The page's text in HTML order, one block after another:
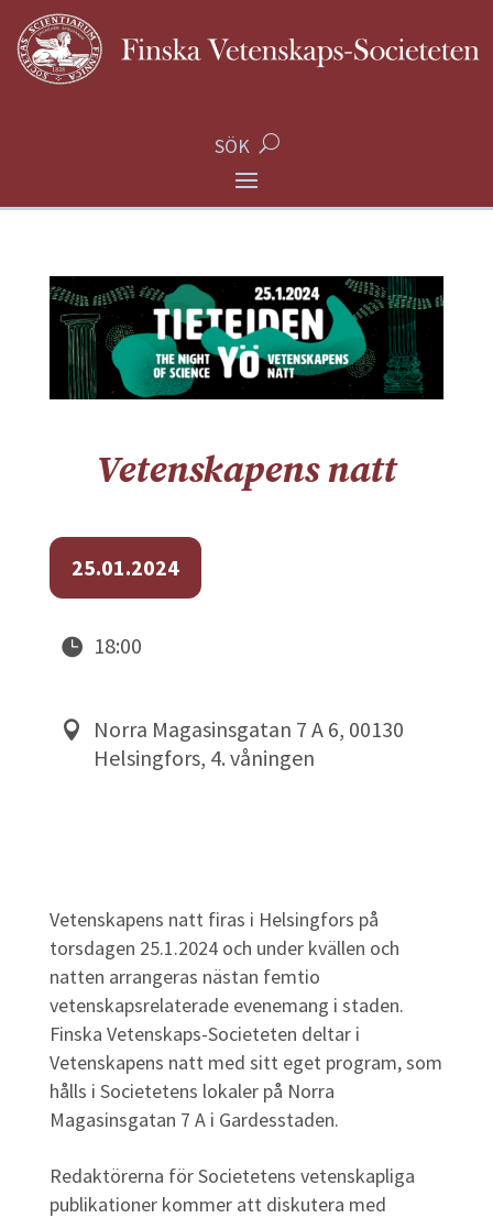
SÖK
Vetenskapens natt
25.01.2024
18:00
Norra Magasinsgatan 7 A 6, 00130
Helsingfors, 4. våningen
Vetenskapens natt firas i Helsingfors på
torsdagen 25.1.2024 och under kvällen och
natten arrangeras nästan femtio
vetenskapsrelaterade evenemang i staden.
Finska Vetenskaps-Societeten deltar i
Vetenskapens natt med sitt eget program, som
hålls i Societetens lokaler på Norra
Magasinsgatan 7 A i Gardesstaden.
Redaktörerna för Societetens vetenskapliga
publikationer kommer att diskutera med